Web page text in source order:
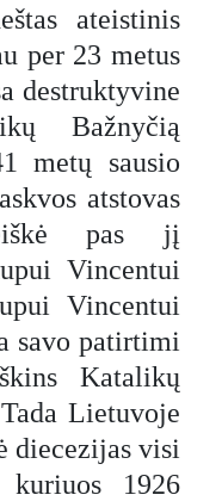
ateistinis
per 23 metus
destruktyvine
Bažnyčią
metų sausio
atstovas
pas jį
Vincentui
Vincentui
savo patirtimi
Katalikų
Lietuvoje
diecezijas visi
1926